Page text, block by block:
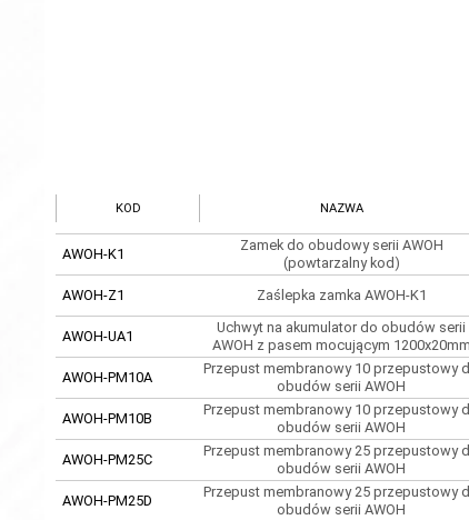
KOD NAZWA
AWOH-K1
Zamek do obudowy serii AWOH
(powtarzalny kod)
AWOH-Z1 Zaślepka zamka AWOH-K1
AWOH-UA1
Uchwyt na akumulator do obudów serii
AWOH z pasem mocującym 1200x20mm
AWOH-PM10A
Przepust membranowy 10 przepustowy
obudów serii AWOH
AWOH-PM10B
Przepust membranowy 10 przepustowy
obudów serii AWOH
AWOH-PM25C
Przepust membranowy 25 przepustowy
obudów serii AWOH
AWOH-PM25D
Przepust membranowy 25 przepustowy
obudów serii AWOH